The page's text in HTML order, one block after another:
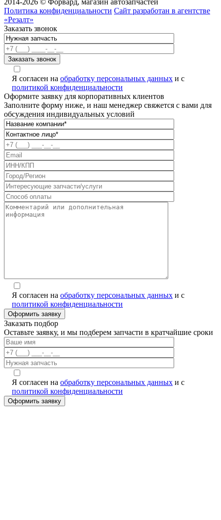
Политика конфиденциальности Сайт разработан в агентстве
«Резалт»
Заказать звонок
Я согласен на обработку персональных данных и с
политикой конфиденциальности
Оформите заявку для корпоративных клиентов
Заполните форму ниже, и наш менеджер свяжется с вами для
обсуждения индивидуальных условий
Я согласен на обработку персональных данных и с
политикой конфиденциальности
Заказать подбор
Оставьте заявку, и мы подберем запчасти в кратчайшие сроки
Я согласен на обработку персональных данных и с
политикой конфиденциальности